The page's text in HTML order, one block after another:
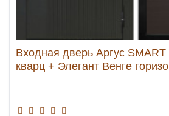
Входная дверь Аргус
кварц + Элегант Венге